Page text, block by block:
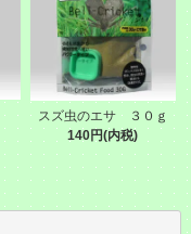
スズ虫のエサ ３０ｇ
140円(内税)